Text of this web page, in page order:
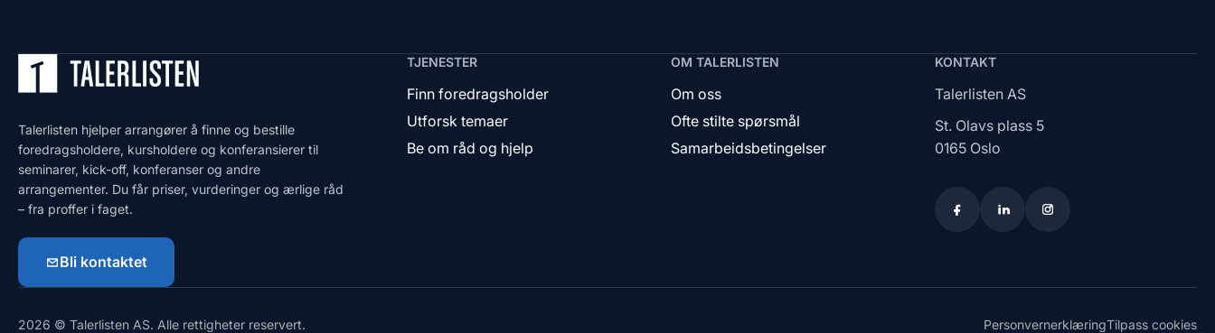
Talerlisten hjelper arrangører å finne og bestille
foredragsholdere, kursholdere og konferansierer til
seminarer, kick-off, konferanser og andre
arrangementer. Du får priser, vurderinger og ærlige råd
– fra proffer i faget.
Bli kontaktet
TJENESTER
Finn foredragsholder
Utforsk temaer
Be om råd og hjelp
OM TALERLISTEN
Om oss
Ofte stilte spørsmål
Samarbeidsbetingelser
KONTAKT
Talerlisten AS
St. Olavs plass 5
0165 Oslo
2026 © Talerlisten AS. Alle rettigheter reservert. PersonvernerklæringTilpass cookies